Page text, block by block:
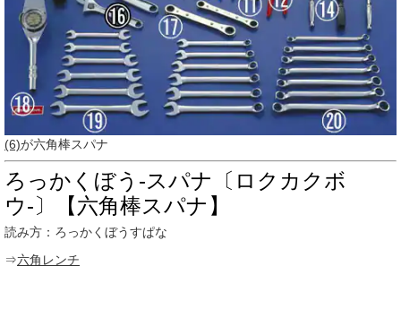
(6)が六角棒スパナ
ろっかくぼう‐スパナ〔ロクカクボ
ウ‐〕【六角棒スパナ】
読み方：ろっかくぼうすぱな
⇒六角レンチ